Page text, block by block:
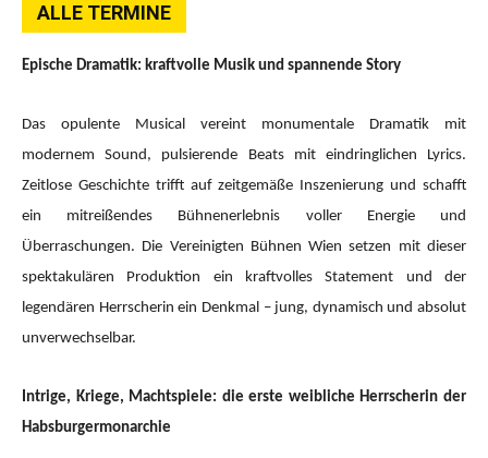
ALLE TERMINE
Epische Dramatik: kraftvolle Musik und spannende Story
Das opulente Musical vereint monumentale Dramatik mit
modernem Sound, pulsierende Beats mit eindringlichen Lyrics.
Zeitlose Geschichte trifft auf zeitgemäße Inszenierung und schafft
ein mitreißendes Bühnenerlebnis voller Energie und
Überraschungen. Die Vereinigten Bühnen Wien setzen mit dieser
spektakulären Produktion ein kraftvolles Statement und der
legendären Herrscherin ein Denkmal – jung, dynamisch und absolut
unverwechselbar.
Intrige, Kriege, Machtspiele: die erste weibliche Herrscherin der
Habsburgermonarchie